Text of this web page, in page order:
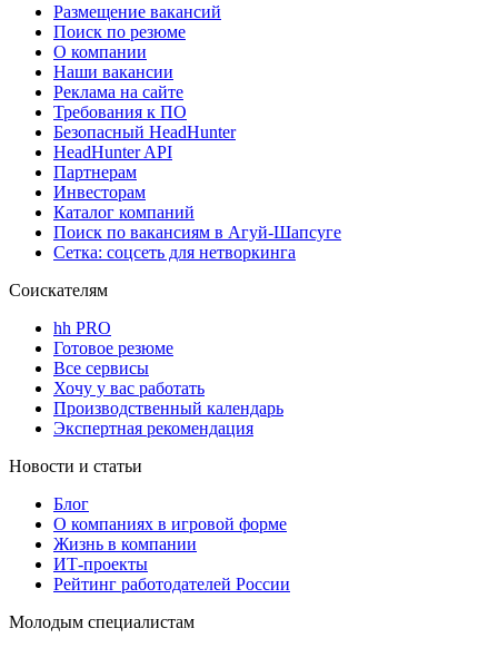
Размещение вакансий
Поиск по резюме
О компании
Наши вакансии
Реклама на сайте
Требования к ПО
Безопасный HeadHunter
HeadHunter API
Партнерам
Инвесторам
Каталог компаний
Поиск по вакансиям в Агуй-Шапсуге
Сетка: соцсеть для нетворкинга
Соискателям
hh PRO
Готовое резюме
Все сервисы
Хочу у вас работать
Производственный календарь
Экспертная рекомендация
Новости и статьи
Блог
О компаниях в игровой форме
Жизнь в компании
ИТ-проекты
Рейтинг работодателей России
Молодым специалистам